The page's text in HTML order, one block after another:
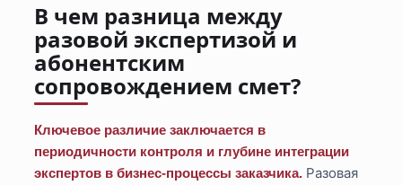
В чем разница между
разовой экспертизой и
абонентским
сопровождением смет?
Ключевое различие заключается в
периодичности контроля и глубине интеграции
экспертов в бизнес-процессы заказчика. Разовая